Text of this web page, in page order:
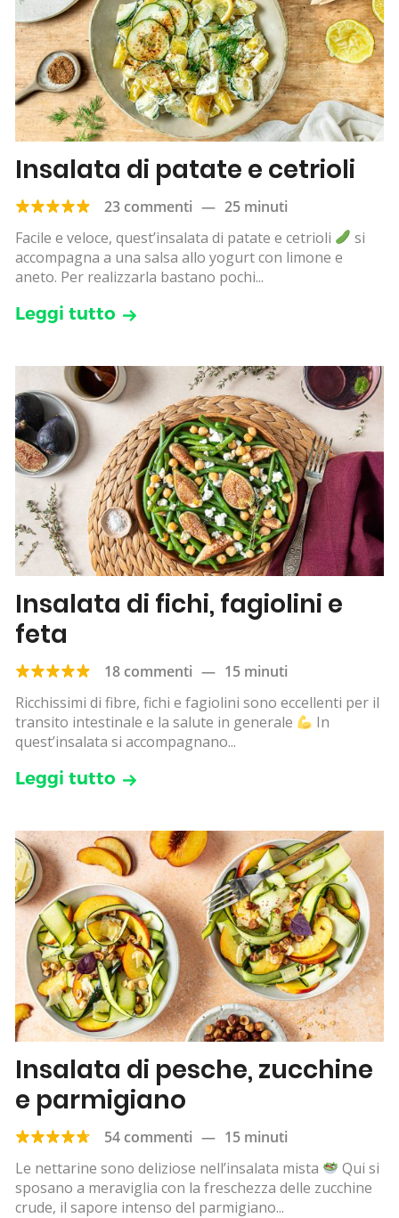
Insalata di patate e cetrioli
23 commenti — 25 minuti
Facile e veloce, quest’insalata di patate e cetrioli
si
accompagna a una salsa allo yogurt con limone e
aneto. Per realizzarla bastano pochi...
Leggi tutto
Insalata di fichi, fagiolini e
feta
18 commenti — 15 minuti
Ricchissimi di fibre, fichi e fagiolini sono eccellenti per il
transito intestinale e la salute in generale
In
quest’insalata si accompagnano...
Leggi tutto
Insalata di pesche, zucchine
e parmigiano
54 commenti — 15 minuti
Le nettarine sono deliziose nell’insalata mista
Qui si
sposano a meraviglia con la freschezza delle zucchine
crude, il sapore intenso del parmigiano...